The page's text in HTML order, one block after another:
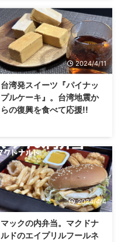
2024/4/11
台湾発スイーツ『パイナッ
プルケーキ』。台湾地震か
らの復興を食べて応援!!
2024/4/4
マックの内弁当。マクドナ
ルドのエイプリルフールネ